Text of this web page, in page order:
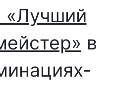
в